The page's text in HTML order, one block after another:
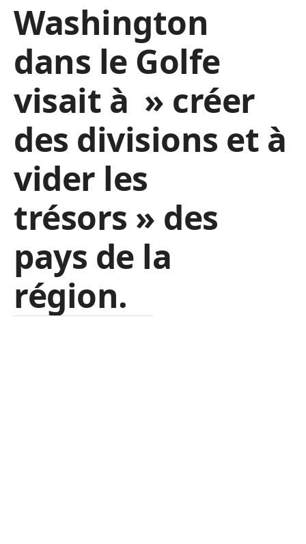
Washington
dans le Golfe
visait à » créer
des divisions et à
vider les
trésors » des
pays de la
région.